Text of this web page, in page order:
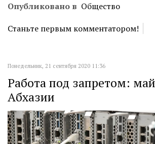
Опубликовано в Общество
Станьте первым комментатором!
Понедельник, 21 сентября 2020 11:36
Работа под запретом:
Абхазии